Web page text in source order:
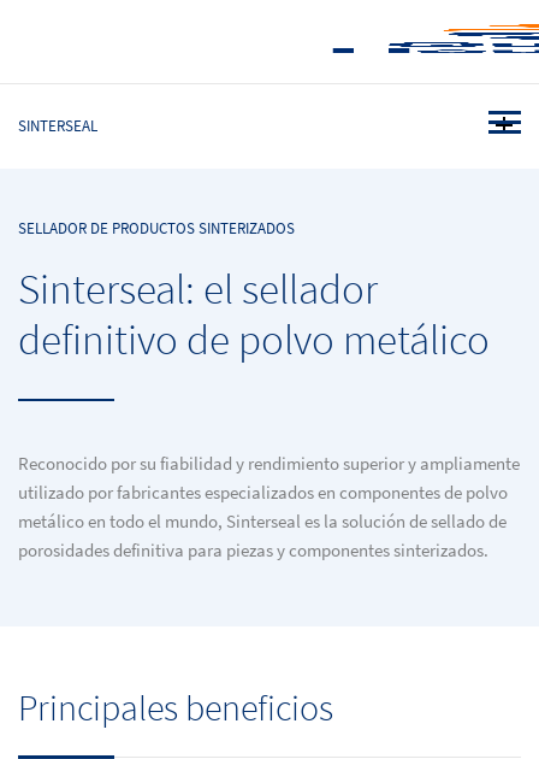
SINTERSEAL
SELLADOR DE PRODUCTOS SINTERIZADOS
Sinterseal: el sellador
definitivo de polvo metálico
Reconocido por su fiabilidad y rendimiento superior y ampliamente
utilizado por fabricantes especializados en componentes de polvo
metálico en todo el mundo, Sinterseal es la solución de sellado de
porosidades definitiva para piezas y componentes sinterizados.
Principales beneficios